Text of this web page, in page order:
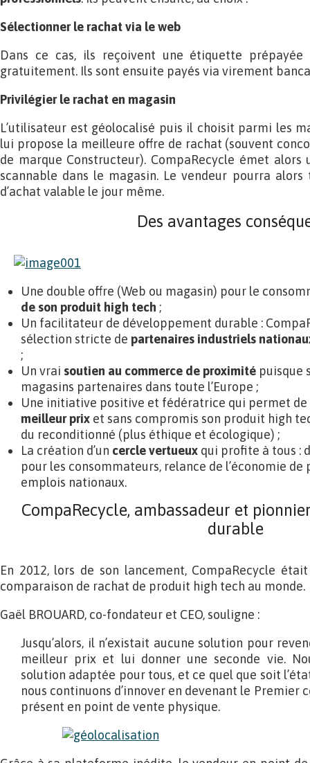
Sélectionner le rachat via le web
Dans ce cas, ils reçoivent une étiquette
gratuitement. Ils sont ensuite payés via virement
Privilégier le rachat en magasin
L’utilisateur est géolocalisé puis il choisit parmi les
lui propose la meilleure offre de rachat (souvent
de marque Constructeur). CompaRecycle émet
scannable dans le magasin. Le vendeur pourra
d’achat valable le jour même.
Des avantages
Une double offre (Web ou magasin) pour le
de son produit high tech ;
Un facilitateur de développement durable :
sélection stricte de partenaires industriels
;
Un vrai soutien au commerce de proximité puisque
magasins partenaires dans toute l’Europe ;
Une initiative positive et fédératrice qui permet de
meilleur prix et sans compromis son produit high
du reconditionné (plus éthique et écologique) ;
La création d’un cercle vertueux qui profite à tous :
pour les consommateurs, relance de l’économie
emplois nationaux.
CompaRecycle, ambassadeur et
durable
En 2012, lors de son lancement, CompaRecycle
comparaison de rachat de produit high tech au monde.
Gaël BROUARD, co-fondateur et CEO, souligne :
Jusqu’alors, il n’existait aucune solution pour
meilleur prix et lui donner une seconde vie.
solution adaptée pour tous, et ce quel que soit
nous continuons d’innover en devenant le Premier
présent en point de vente physique.